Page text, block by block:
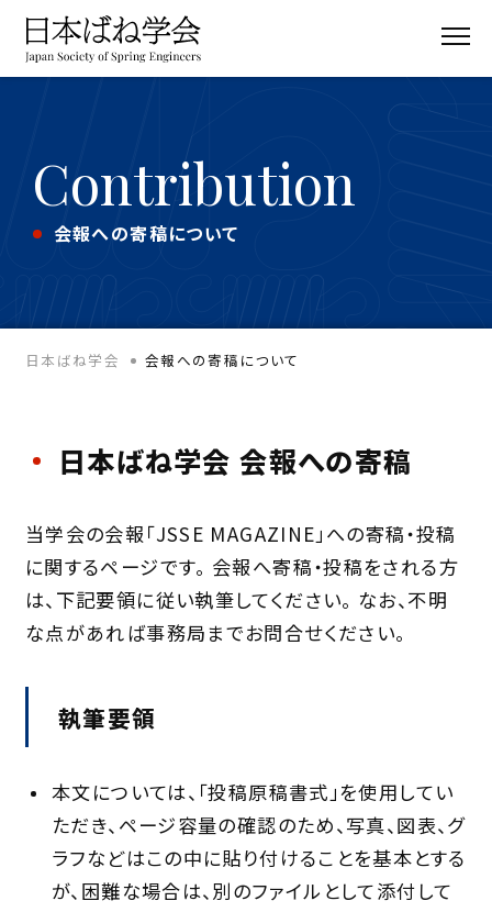
Contribution
会報への寄稿について
日本ばね学会 会報への寄稿について
日本ばね学会 会報への寄稿
当学会の会報「JSSE MAGAZINE」への寄稿・投稿
に関するページです。 会報へ寄稿・投稿をされる方
は、下記要領に従い執筆してください。 なお、不明
な点があれば事務局までお問合せください。
執筆要領
本文については、「投稿原稿書式」を使用してい
ただき、ページ容量の確認のため、写真、図表、グ
ラフなどはこの中に貼り付けることを基本とする
が、困難な場合は、別のファイルとして添付して